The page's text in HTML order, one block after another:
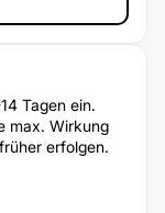
Tagen ein.
max. Wirkung
erfolgen.